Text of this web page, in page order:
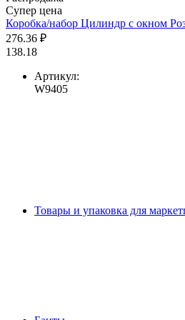
Супер цена
Коробка/набор Цилиндр с окном
276.36 ₽
138.18
Артикул:
W9405
Товары и упаковка для